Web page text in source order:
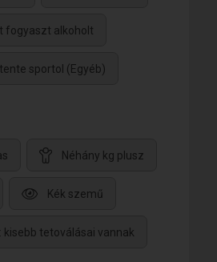
fogyaszt alkoholt
sportol (Egyéb)
Néhány kg plusz
Kék szemű
kisebb tetoválásai vannak